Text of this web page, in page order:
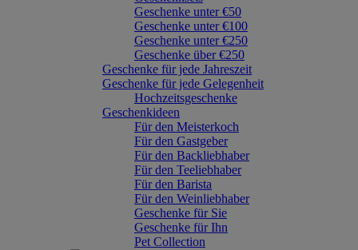
Geschenke unter €50
Geschenke unter €100
Geschenke unter €250
Geschenke über €250
Geschenke für jede Jahreszeit
Geschenke für jede Gelegenheit
Hochzeitsgeschenke
Geschenkideen
Für den Meisterkoch
Für den Gastgeber
Für den Backliebhaber
Für den Teeliebhaber
Für den Barista
Für den Weinliebhaber
Geschenke für Sie
Geschenke für Ihn
Pet Collection